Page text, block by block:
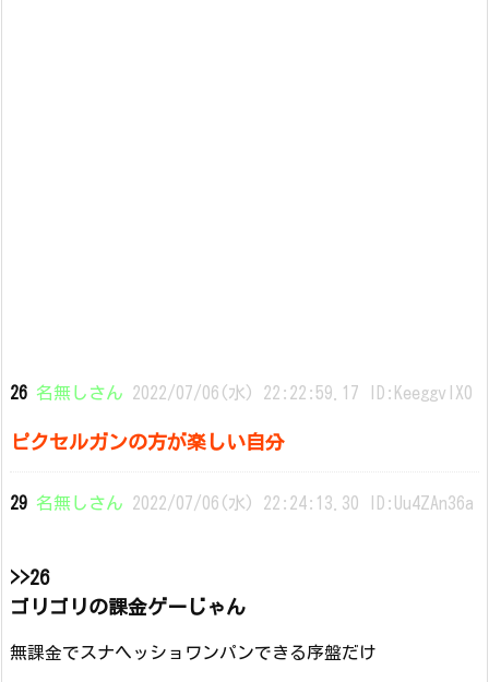
26 名無しさん 2022/07/06(水) 22:22:59.17 ID:KeeggvIX0
ピクセルガンの方が楽しい自分
29 名無しさん 2022/07/06(水) 22:24:13.30 ID:Uu4ZAn36a
>>26
ゴリゴリの課金ゲーじゃん
無課金でスナヘッショワンパンできる序盤だけ